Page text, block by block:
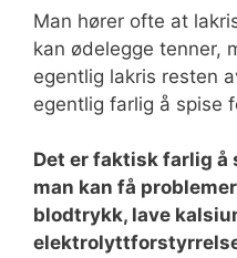
Man hører ofte at
kan ødelegge tenner,
egentlig lakris resten
egentlig farlig å spise
Det er faktisk farlig å
man kan få
blodtrykk, lave